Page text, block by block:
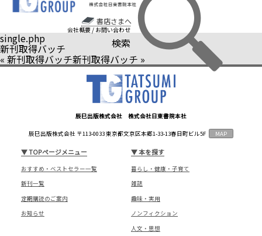
書店さまへ
会社概要 / お問い合わせ
検索
single.php
新刊取得バッチ
« 新刊取得バッチ新刊取得バッチ »
辰巳出版株式会社 株式会社日東書院本社
辰巳出版株式会社 〒113-0033 東京都文京区本郷1-33-13春日町ビル5F MAP
▼TOPページメニュー
おすすめ・ベストセラー一覧
新刊一覧
定期購読のご案内
お知らせ
▼本を探す
暮らし・健康・子育て
雑誌
趣味・実用
ノンフィクション
人文・思想